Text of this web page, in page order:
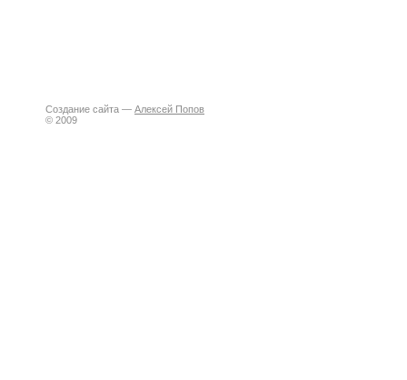
Создание сайта — Алексей Попов
© 2009